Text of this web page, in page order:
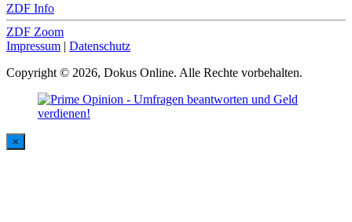
ZDF Info
ZDF Zoom
Impressum | Datenschutz
Copyright © 2026, Dokus Online. Alle Rechte vorbehalten.
×